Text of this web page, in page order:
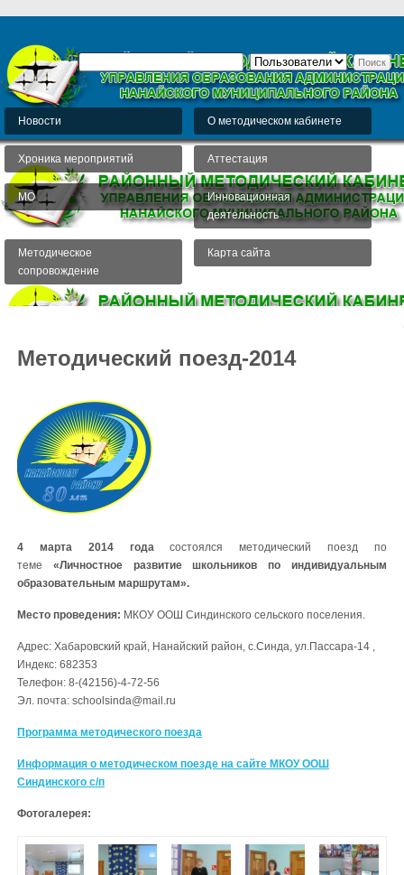
Новости О методическом кабинете
Хроника мероприятий Аттестация
МО
Инновационная
деятельность
Методическое
сопровождение
Карта сайта
Методический поезд-2014
4 марта 2014 годасостоялся методический поезд по
теме «Личностное развитие школьников по индивидуальным
образовательным маршрутам».
Место проведения: МКОУ ООШ Синдинского сельского поселения.
Адрес: Хабаровский край, Нанайский район, с.Синда, ул.Пассара-14 ,
Индекс: 682353
Телефон: 8-(42156)-4-72-56
Эл. почта: schoolsinda@mail.ru
Программа методического поезда
Информация о методическом поезде на сайте МКОУ ООШ
Синдинского с/п
Фотогалерея: